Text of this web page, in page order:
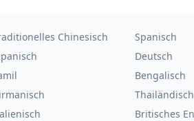
Chinesisch Spanisch
Deutsch
Bengalisch
Thailändisch
Britisches